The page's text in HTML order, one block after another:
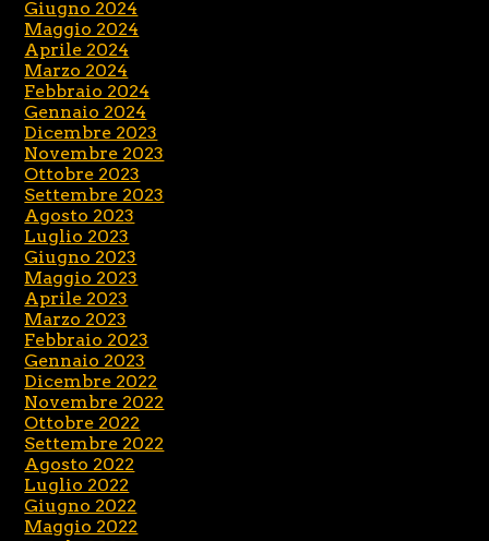
Giugno 2024
Maggio 2024
Aprile 2024
Marzo 2024
Febbraio 2024
Gennaio 2024
Dicembre 2023
Novembre 2023
Ottobre 2023
Settembre 2023
Agosto 2023
Luglio 2023
Giugno 2023
Maggio 2023
Aprile 2023
Marzo 2023
Febbraio 2023
Gennaio 2023
Dicembre 2022
Novembre 2022
Ottobre 2022
Settembre 2022
Agosto 2022
Luglio 2022
Giugno 2022
Maggio 2022